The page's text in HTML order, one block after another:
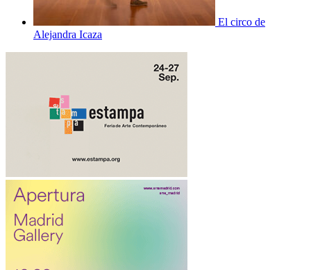
El circo de
Alejandra Icaza